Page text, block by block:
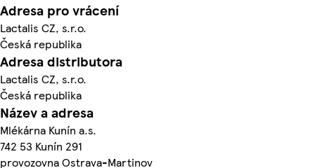
Adresa pro vrácení
Lactalis CZ, s.r.o.
Česká republika
Adresa distributora
Lactalis CZ, s.r.o.
Česká republika
Název a adresa
Mlékárna Kunín a.s.
742 53 Kunín 291
provozovna Ostrava-Martinov